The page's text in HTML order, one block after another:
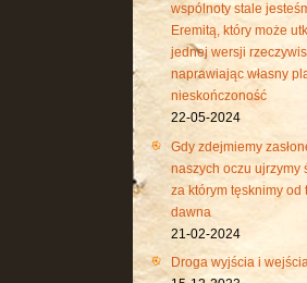
wspólnoty stale
Eremitą, który może
jednej wersji
naprawiając własny
nieskończoność
22-05-2024
Gdy zdejmiemy
naszych oczu ujrzymy
za którym tęsknimy od
dawna
21-02-2024
Droga wyjścia i wejścia